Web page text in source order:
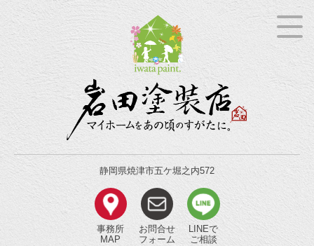
静岡県焼津市五ケ堀之内572
事務所
MAP
お問合せ
フォーム
LINEで
ご相談